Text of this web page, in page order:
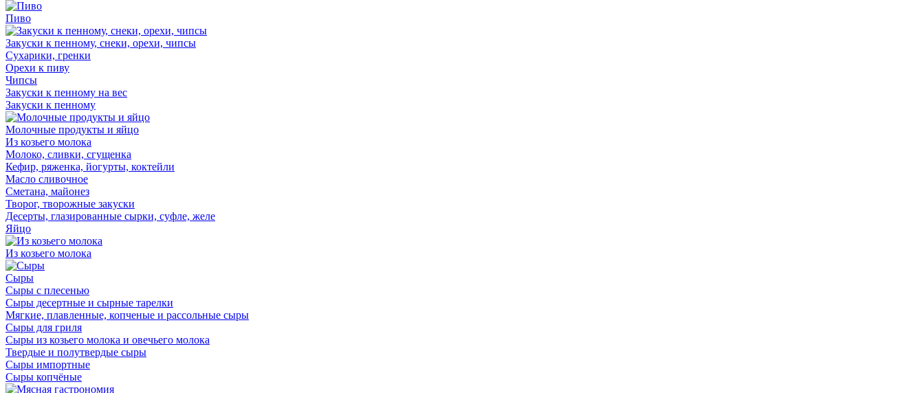
Пиво
Закуски к пенному, снеки, орехи, чипсы
Сухарики, гренки
Орехи к пиву
Чипсы
Закуски к пенному на вес
Закуски к пенному
Молочные продукты и яйцо
Из козьего молока
Молоко, сливки, сгущенка
Кефир, ряженка, йогурты, коктейли
Масло сливочное
Сметана, майонез
Творог, творожные закуски
Десерты, глазированные сырки, суфле, желе
Яйцо
Из козьего молока
Сыры
Сыры с плесенью
Сыры десертные и сырные тарелки
Мягкие, плавленные, копченые и рассольные сыры
Сыры для гриля
Сыры из козьего молока и овечьего молока
Твердые и полутвердые сыры
Сыры импортные
Сыры копчёные